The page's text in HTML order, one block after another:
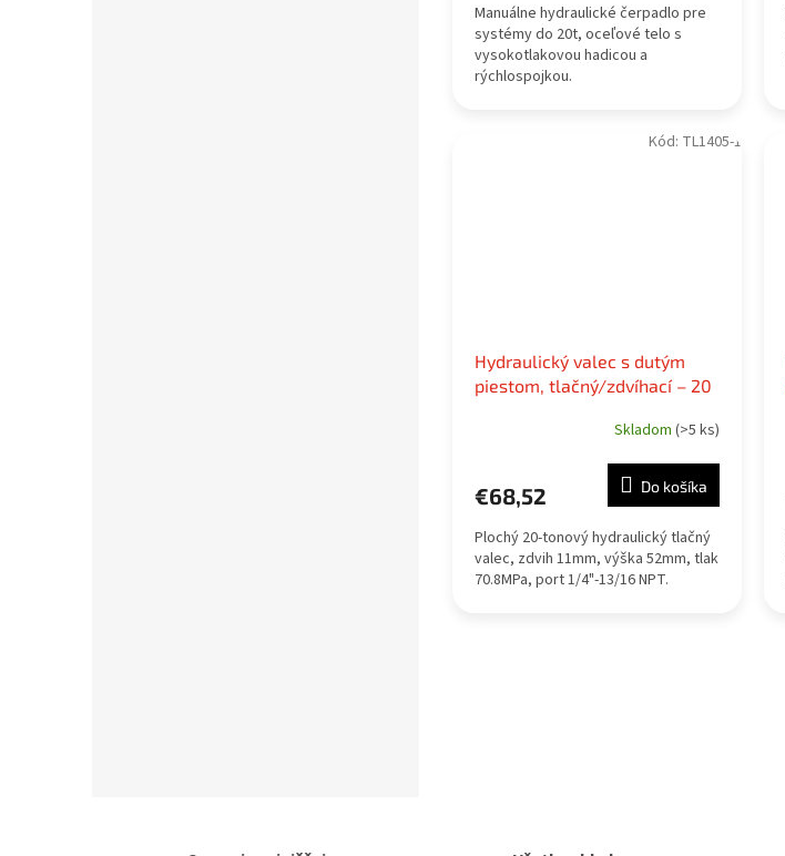
Manuálne hydraulické čerpadlo pre
systémy do 20t, oceľové telo s
vysokotlakovou hadicou a
rýchlospojkou.
Hydraulický valec s dutým
piestom, tlačný/zdvíhací – 20
Skladom (>5 ks)
€68,52 Do košíka
Plochý 20-tonový hydraulický tlačný
valec, zdvih 11mm, výška 52mm, tlak
70.8MPa, port 1/4"-13/16 NPT.
Kód: TL1405-1